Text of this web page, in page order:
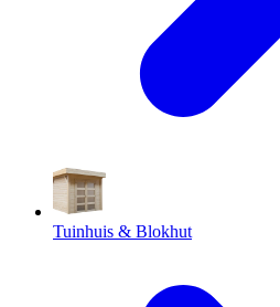
Tuinhuis & Blokhut